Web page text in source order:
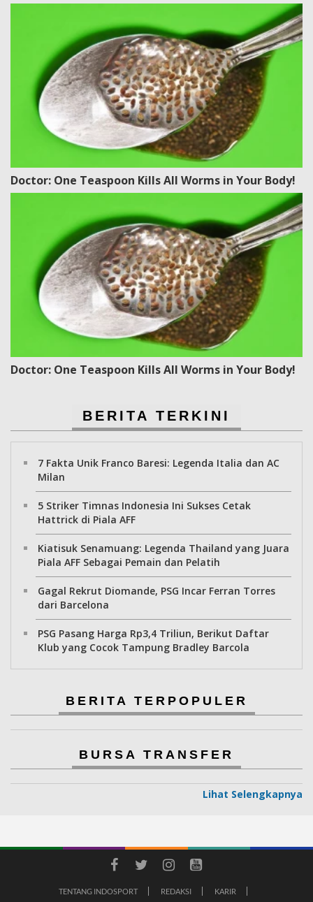
Doctor: One Teaspoon Kills All Worms in Your Body!
Doctor: One Teaspoon Kills All Worms in Your Body!
BERITA TERKINI
7 Fakta Unik Franco Baresi: Legenda Italia dan AC
Milan
5 Striker Timnas Indonesia Ini Sukses Cetak
Hattrick di Piala AFF
Kiatisuk Senamuang: Legenda Thailand yang Juara
Piala AFF Sebagai Pemain dan Pelatih
Gagal Rekrut Diomande, PSG Incar Ferran Torres
dari Barcelona
PSG Pasang Harga Rp3,4 Triliun, Berikut Daftar
Klub yang Cocok Tampung Bradley Barcola
BERITA TERPOPULER
BURSA TRANSFER
Lihat Selengkapnya
TENTANG INDOSPORT REDAKSI KARIR